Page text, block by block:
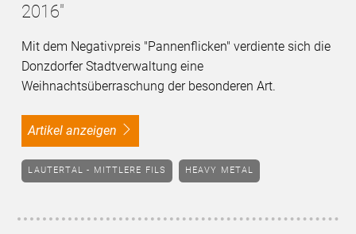
2016"
Mit dem Negativpreis "Pannenflicken" verdiente sich die
Donzdorfer Stadtverwaltung eine
Weihnachtsüberraschung der besonderen Art.
Artikel anzeigen
LAUTERTAL - MITTLERE FILS HEAVY METAL